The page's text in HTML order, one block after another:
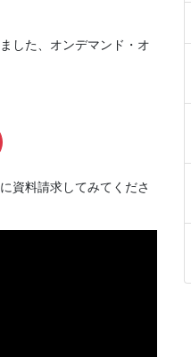
した、オンデマンド・オ
資料請求してみてくださ